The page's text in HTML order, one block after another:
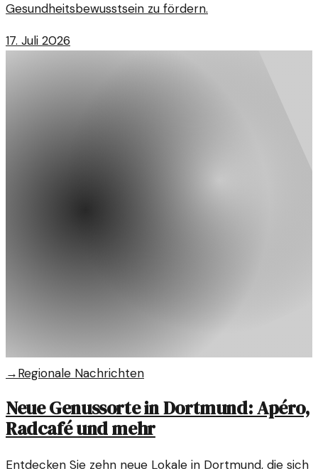
Gesundheitsbewusstsein zu fördern.
17. Juli 2026
→Regionale Nachrichten
Neue Genussorte in Dortmund: Apéro,
Radcafé und mehr
Entdecken Sie zehn neue Lokale in Dortmund, die sich